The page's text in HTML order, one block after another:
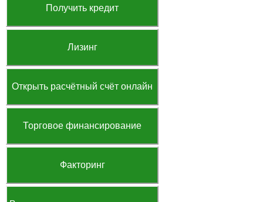
Получить кредит
Лизинг
Открыть расчётный счёт онлайн
Торговое финансирование
Факторинг